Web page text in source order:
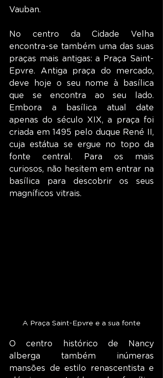
Vauban.
No centro da Cidade Velha
encontra-se também uma das suas
praças mais antigas: a Praça Saint-
Epvre. Antiga praça do mercado,
deve hoje o seu nome à basílica
que se encontra ao seu lado.
Embora a basílica atual date
apenas do século XIX, a praça foi
criada em 1495 pelo duque René II,
cuja estátua se ergue no topo da
fonte central. Para os mais
curiosos, não hesitem em entrar na
basílica para descobrir os seus
magníficos vitrais.
A Praça Saint-Epvre e a sua fonte
O centro histórico de Nancy
alberga também inúmeras
mansões de estilo renascentista e